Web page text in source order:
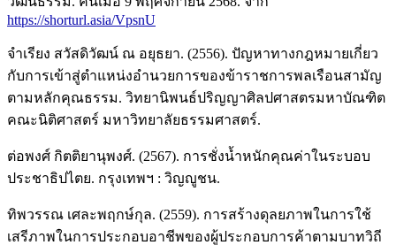
https://shorturl.asia/VpsnU
จำเรียง สวัสดิวัฒน์ ณ อยุธยา. (2556). ปัญหาทางกฎหมายเกี่ยว
กับการเข้าสู่ตำแหน่งอำนวยการของข้าราชการพลเรือนสามัญ
ตามหลักคุณธรรม. วิทยานิพนธ์ปริญญาศิลปศาสตรมหาบัณฑิต
คณะนิติศาสตร์ มหาวิทยาลัยธรรมศาสตร์.
ต่อพงศ์ กิตติยานุพงศ์. (2567). การชั่งน้ำหนักคุณค่าในระบอบ
ประชาธิปไตย. กรุงเทพฯ : วิญญูชน.
ทิพวรรณ เศละพฤกษ์กุล. (2559). การสร้างดุลยภาพในการใช้
เสรีภาพในการประกอบอาชีพของผู้ประกอบการค้าตามบาทวิถี